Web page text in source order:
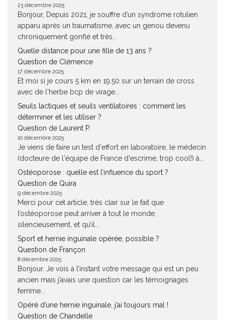
23 décembre 2025
Bonjour, Depuis 2021, je souffre d’un syndrome rotulien
apparu après un traumatisme, avec un genou devenu
chroniquement gonflé et très...
Quelle distance pour une fille de 13 ans ?
Question de Clémence
17 décembre 2025
Et moi si je cours 5 km en 19.50 sur un terrain de cross
avec de l'herbe bcp de virage...
Seuils lactiques et seuils ventilatoires : comment les
déterminer et les utiliser ?
Question de Laurent P.
10 décembre 2025
Je viens de faire un test d'effort en laboratoire, le médecin
(docteure de l'équipe de France d'escrime, trop cool!) à...
Ostéoporose : quelle est l’influence du sport ?
Question de Quira
9 décembre 2025
Merci pour cet article, très clair sur le fait que
l’ostéoporose peut arriver à tout le monde,
silencieusement, et qu’il...
Sport et hernie inguinale opérée, possible ?
Question de Françon
8 décembre 2025
Bonjour, Je vois à l’instant votre message qui est un peu
ancien mais j’avais une question car les témoignages
femme...
Opéré d’une hernie inguinale, j’ai toujours mal !
Question de Chandelle